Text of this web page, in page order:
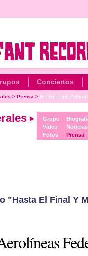
Conciertos
> Prensa > El País [sp]:
Grupo
Vídeo
Fotos
Noticias
Prensa
"Hasta El Final Y